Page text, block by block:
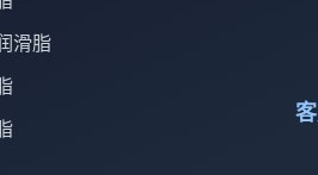
滑脂